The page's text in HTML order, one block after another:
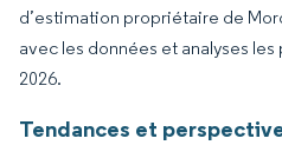
d’estimation propriétaire de
avec les données et analyses
2026.
Tendances et